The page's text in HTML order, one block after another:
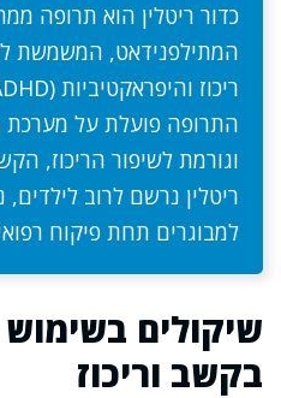
כדור ריטלין הוא תרופה
המתילפנידאט, המשמשת
התרופה פועלת על מערכת
וגורמת לשיפור הריכוז,
ריטלין נרשם לרוב לילדים,
למבוגרים תחת פיקוח
שיקולים
בקשב וריכוז